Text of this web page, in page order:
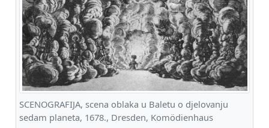
SCENOGRAFIJA, scena oblaka u Baletu o djelovanju
sedam planeta, 1678., Dresden, Komödienhaus